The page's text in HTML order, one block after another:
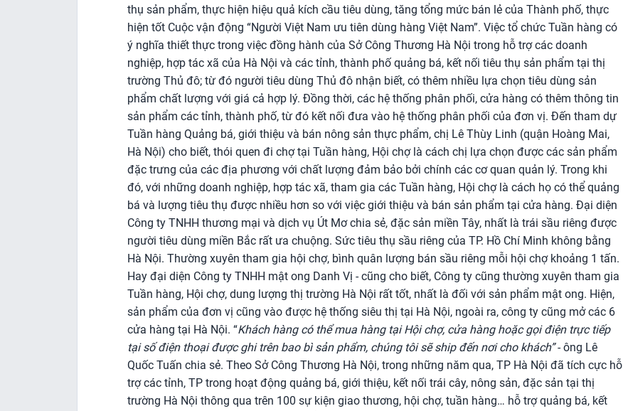
thụ sản phẩm, thực hiện hiệu quả kích cầu tiêu dùng, tăng tổng mức bán lẻ của Thành phố, thực
hiện tốt Cuộc vận động “Người Việt Nam ưu tiên dùng hàng Việt Nam”. Việc tổ chức Tuần hàng có
ý nghĩa thiết thực trong việc đồng hành của Sở Công Thương Hà Nội trong hỗ trợ các doanh
nghiệp, hợp tác xã của Hà Nội và các tỉnh, thành phố quảng bá, kết nối tiêu thụ sản phẩm tại thị
trường Thủ đô; từ đó người tiêu dùng Thủ đô nhận biết, có thêm nhiều lựa chọn tiêu dùng sản
phẩm chất lượng với giá cả hợp lý. Đồng thời, các hệ thống phân phối, cửa hàng có thêm thông tin
sản phẩm các tỉnh, thành phố, từ đó kết nối đưa vào hệ thống phân phối của đơn vị. Đến tham dự
Tuần hàng Quảng bá, giới thiệu và bán nông sản thực phẩm, chị Lê Thùy Linh (quận Hoàng Mai,
Hà Nội) cho biết, thói quen đi chợ tại Tuần hàng, Hội chợ là cách chị lựa chọn được các sản phẩm
đặc trưng của các địa phương với chất lượng đảm bảo bởi chính các cơ quan quản lý. Trong khi
đó, với những doanh nghiệp, hợp tác xã, tham gia các Tuần hàng, Hội chợ là cách họ có thể quảng
bá và lượng tiêu thụ được nhiều hơn so với việc giới thiệu và bán sản phẩm tại cửa hàng. Đại diện
Công ty TNHH thương mại và dịch vụ Út Mơ chia sẻ, đặc sản miền Tây, nhất là trái sầu riêng được
người tiêu dùng miền Bắc rất ưa chuộng. Sức tiêu thụ sầu riêng của TP. Hồ Chí Minh không bằng
Hà Nội. Thường xuyên tham gia hội chợ, bình quân lượng bán sầu riêng mỗi hội chợ khoảng 1 tấn.
Hay đại diện Công ty TNHH mật ong Danh Vị - cũng cho biết, Công ty cũng thường xuyên tham gia
Tuần hàng, Hội chợ, dung lượng thị trường Hà Nội rất tốt, nhất là đối với sản phẩm mật ong. Hiện,
sản phẩm của đơn vị cũng vào được hệ thống siêu thị tại Hà Nội, ngoài ra, công ty cũng mở các 6
cửa hàng tại Hà Nội. “Khách hàng có thể mua hàng tại Hội chợ, cửa hàng hoặc gọi điện trực tiếp
tại số điện thoại được ghi trên bao bì sản phẩm, chúng tôi sẽ ship đến nơi cho khách”- ông Lê
Quốc Tuấn chia sẻ. Theo Sở Công Thương Hà Nội, trong những năm qua, TP Hà Nội đã tích cực hỗ
trợ các tỉnh, TP trong hoạt động quảng bá, giới thiệu, kết nối trái cây, nông sản, đặc sản tại thị
trường Hà Nội thông qua trên 100 sự kiện giao thương, hội chợ, tuần hàng… hỗ trợ quảng bá, kết